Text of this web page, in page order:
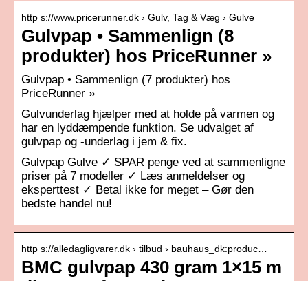
http s://www.pricerunner.dk › Gulv, Tag & Væg › Gulve
Gulvpap • Sammenlign (8
produkter) hos PriceRunner »
Gulvpap • Sammenlign (7 produkter) hos
PriceRunner »
Gulvunderlag hjælper med at holde på varmen og
har en lyddæmpende funktion. Se udvalget af
gulvpap og -underlag i jem & fix.
Gulvpap Gulve ✓ SPAR penge ved at sammenligne
priser på 7 modeller ✓ Læs anmeldelser og
eksperttest ✓ Betal ikke for meget – Gør den
bedste handel nu!
http s://alledagligvarer.dk › tilbud › bauhaus_dk:produc…
BMC gulvpap 430 gram 1×15 m